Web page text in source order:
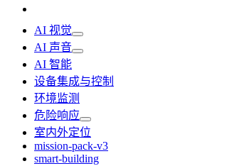
AI 视觉
AI 声音
AI 智能
设备集成与控制
环境监测
危险响应
室内外定位
mission-pack-v3
smart-building